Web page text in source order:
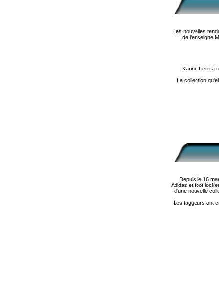
Les nouvelles
de l'enseigne
Karine Ferri a
La collection
Depuis le 16
Adidas et foot
d'une nouvelle
Les taggeurs ont